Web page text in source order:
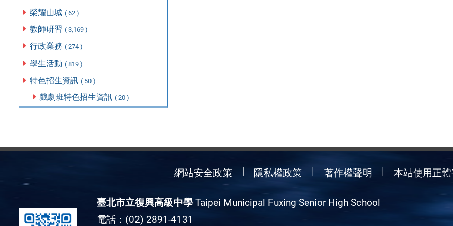
榮耀山城 ( 62 )
教師研習 ( 3,169 )
行政業務 ( 274 )
學生活動 ( 819 )
特色招生資訊 ( 50 )
戲劇班特色招生資訊 ( 20 )
網站安全政策 隱私權政策 著作權聲明 本站使用正
臺北市立復興高級中學Taipei Municipal Fuxing Senior High School
電話：(02) 2891-4131